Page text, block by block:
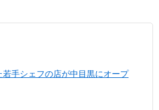
手シェフの店が中目黒にオープ